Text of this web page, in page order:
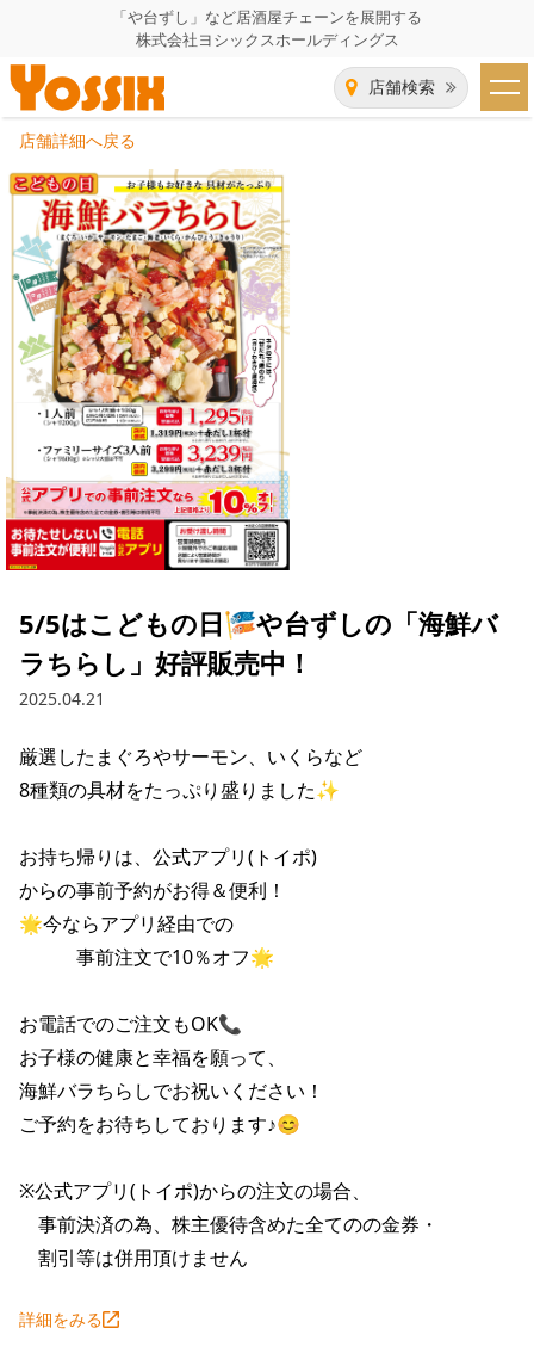
「や台ずし」など居酒屋チェーンを展開する
株式会社ヨシックスホールディングス
店舗検索
HOME
企業情報
企業情報トップ
代表者あいさつ
グループ会社
会社概要
沿革
経営陣
所在地
事業一覧
飲食事業紹介
飲食事業紹介トップ
や台ずし
ニパチ
これや
焼とりてっぱん
せんと
や台や
海老どて食堂
華花
IR（株主・投資家）情報
IR情報トップ
会長メッセージ
コーポレートガバナンス
財務情報
業績推移
財政状況
株式情報
IRライブラリ
IRライブラリトップ
決算短信
決算説明資料
株主通信
株主総会関連資料
その他IR資料
IRカレンダー
株価情報
株主優待
電子公告
FAQ
IRお問い合わせ
採用情報
採用情報トップ
パート・アルバイト
店舗物件・店舗施工管理業者の募集
お問い合わせ
お問い合わせトップ
ご意見・アンケート（ご来店の方）
このサイトについて
プライバシーポリシー
サイトマップ
店舗詳細へ戻る
5/5はこどもの日🎏や台ずしの「海鮮バ
ラちらし」好評販売中！
2025.04.21
厳選したまぐろやサーモン、いくらなど
8種類の具材をたっぷり盛りました✨
お持ち帰りは、公式アプリ(トイポ)
からの事前予約がお得＆便利！
🌟今ならアプリ経由での
事前注文で10％オフ🌟
お電話でのご注文もOK📞
お子様の健康と幸福を願って、
海鮮バラちらしでお祝いください！
ご予約をお待ちしております♪😊
※公式アプリ(トイポ)からの注文の場合、
事前決済の為、株主優待含めた全てのの金券・
割引等は併用頂けません
詳細をみる